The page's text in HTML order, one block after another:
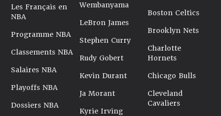
Les Français en
NBA
Programme NBA
Classements NBA
Salaires NBA
Playoffs NBA
Dossiers NBA
Wembanyama
LeBron James
Stephen Curry
Rudy Gobert
Kevin Durant
Ja Morant
Kyrie Irving
Boston Celtics
Brooklyn Nets
Charlotte
Hornets
Chicago Bulls
Cleveland
Cavaliers